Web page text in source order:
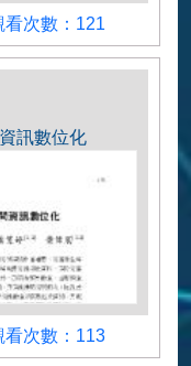
看次數
看次數：121
訊數位化
看次數
看次數：113